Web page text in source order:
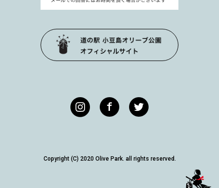
Copyright (C) 2020 Olive Park. all rights reserved.